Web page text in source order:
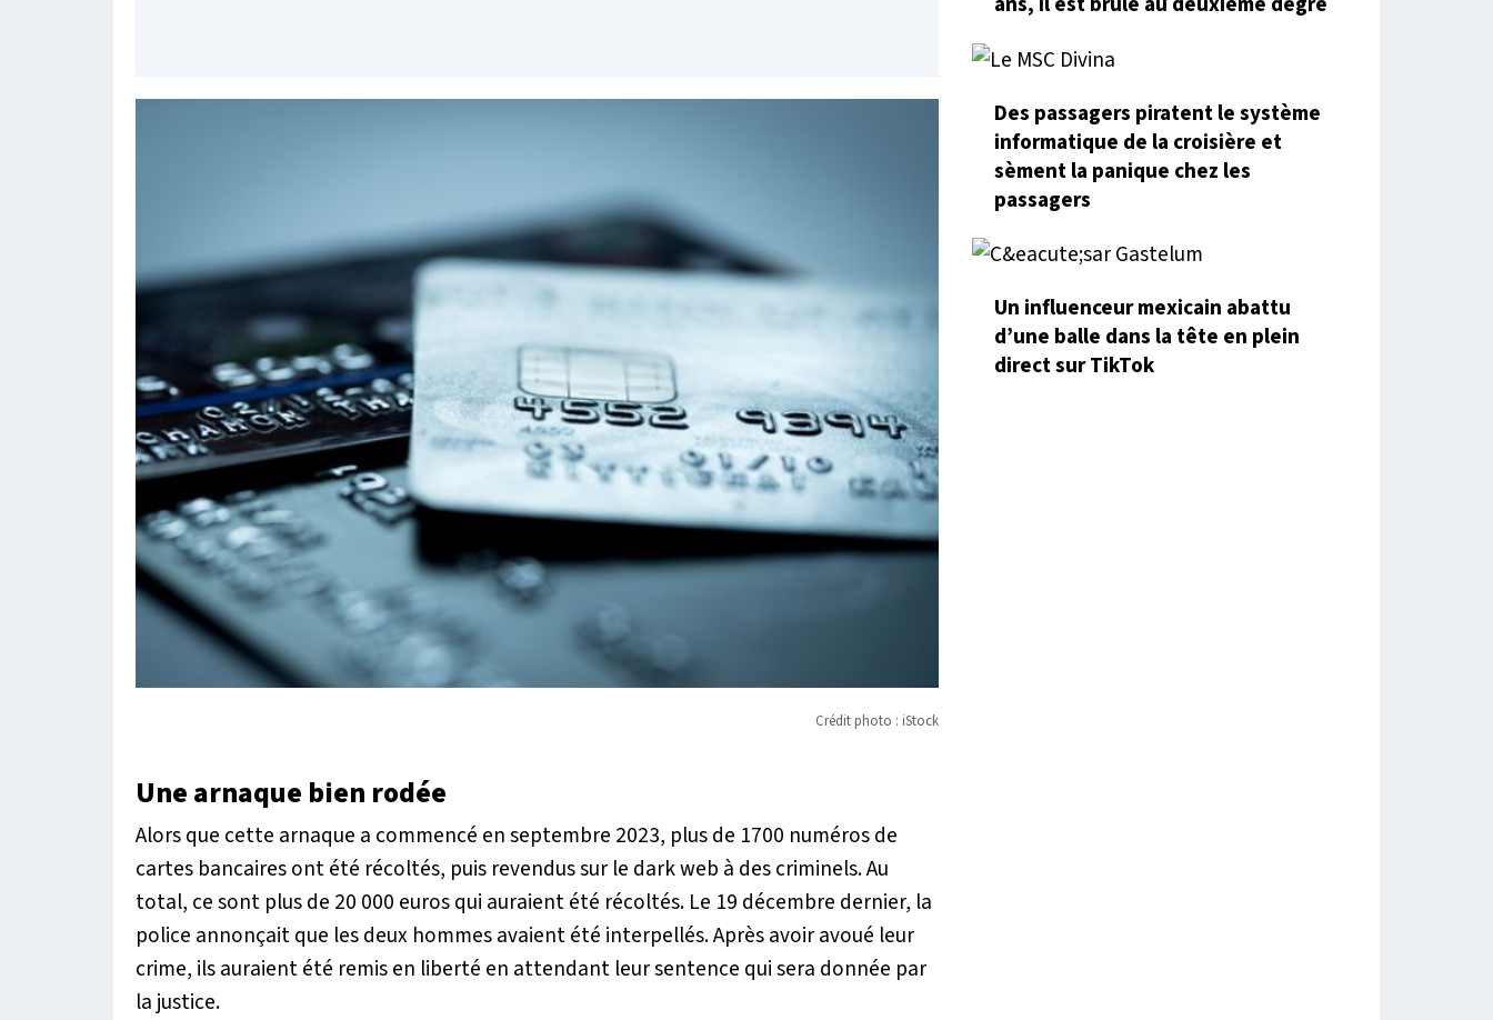
Crédit photo : iStock
Une arnaque bien rodée
Alors que cette arnaque a commencé en septembre 2023, plus de 1700 numéros de
cartes bancaires ont été récoltés, puis revendus sur le dark web à des criminels. Au
total, ce sont plus de 20 000 euros qui auraient été récoltés. Le 19 décembre dernier, la
police annonçait que les deux hommes avaient été interpellés. Après avoir avoué leur
crime, ils auraient été remis en liberté en attendant leur sentence qui sera donnée par
la justice.
Des passagers piratent le système
informatique de la croisière et
sèment la panique chez les
passagers
Un influenceur mexicain abattu
d’une balle dans la tête en plein
direct sur TikTok